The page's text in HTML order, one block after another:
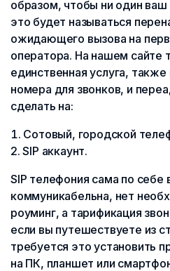
образом, чтобы ни один
это будет называться
ожидающего вызова на
оператора. На нашем сайте
единственная услуга,
номера для звонков, и
сделать на:
Сотовый, городской
SIP аккаунт.
SIP телефония сама по себе
коммуникабельна, нет
роуминг, а тарификация
если вы путешествуете из
требуется это установить
на ПК, планшет или